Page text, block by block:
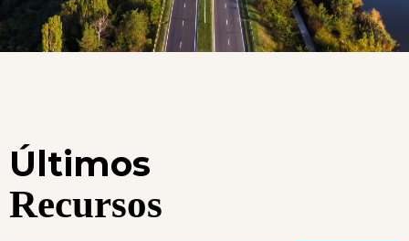
Últimos
Recursos